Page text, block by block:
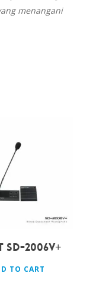
menangani
3.500.000
SD-2006V+
TO CART